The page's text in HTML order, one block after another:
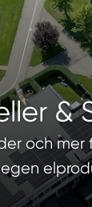
&
och